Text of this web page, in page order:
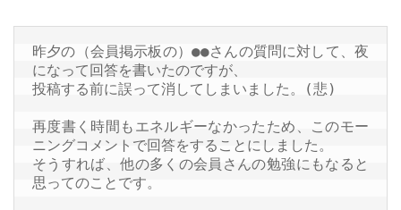
concept
コア研の役割と夢
会員のリアルな感想
Q&A
trade
昨夕の（会員掲示板の）●●さんの質問に対して、夜
になって回答を書いたのですが、
投稿する前に誤って消してしまいました。(悲)
再度書く時間もエネルギーなかったため、このモー
ニングコメントで回答をすることにしました。
そうすれば、他の多くの会員さんの勉強にもなると
思ってのことです。